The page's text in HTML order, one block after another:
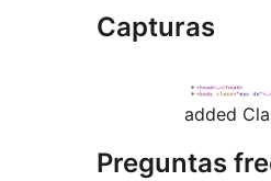
Capturas
added
Preguntas